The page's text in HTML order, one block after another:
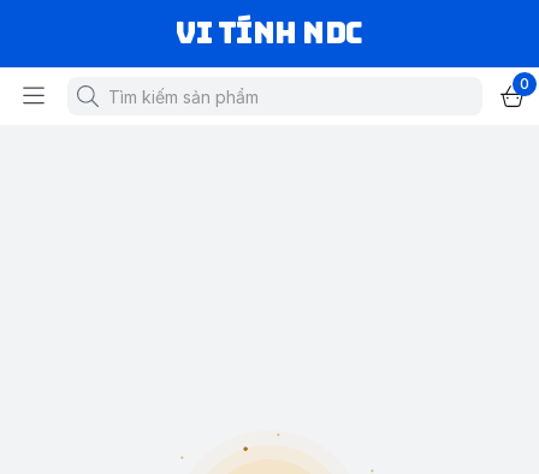
VI TÍNH NDC
0